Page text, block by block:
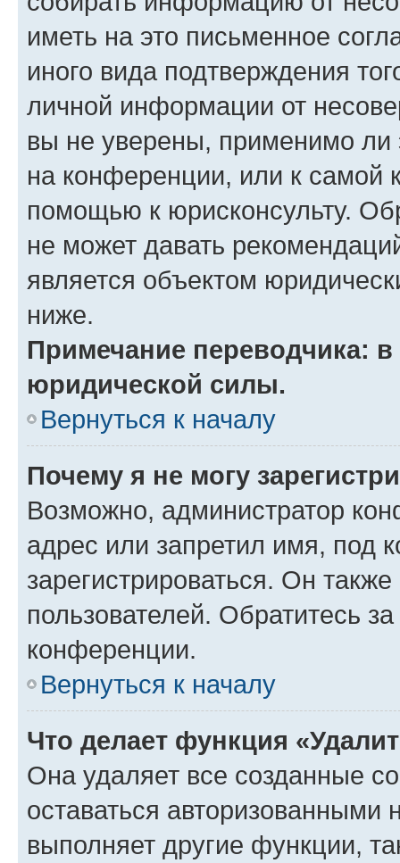
иметь на это письменное
иного вида подтверждения
личной информации от
вы не уверены, применимо ли
на конференции, или к самой
помощью к юрисконсульту.
не может давать
является объектом
ниже.
Примечание переводчика:
юридической силы.
Вернуться к началу
Почему я не могу
Возможно, администратор
адрес или запретил имя, под
зарегистрироваться. Он
пользователей. Обратитесь
конференции.
Вернуться к началу
Что делает функция
Она удаляет все созданные
оставаться авторизованными
выполняет другие функции,